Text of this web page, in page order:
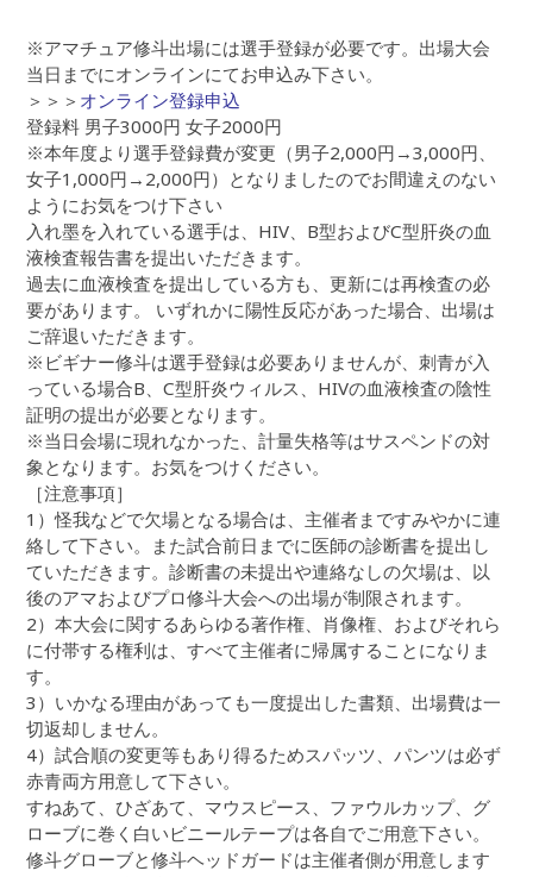
※アマチュア修斗出場には選手登録が必要です。出場大会
当日までにオンラインにてお申込み下さい。
＞＞＞ オンライン登録申込
登録料 男子3000円 女子2000円
※本年度より選手登録費が変更（男子2,000円→3,000円、
女子1,000円→2,000円）となりましたのでお間違えのない
ようにお気をつけ下さい
入れ墨を入れている選手は、HIV、B型およびC型肝炎の血
液検査報告書を提出いただきます。
過去に血液検査を提出している方も、更新には再検査の必
要があります。 いずれかに陽性反応があった場合、出場は
ご辞退いただきます。
※ビギナー修斗は選手登録は必要ありませんが、刺青が入
っている場合B、C型肝炎ウィルス、HIVの血液検査の陰性
証明の提出が必要となります。
※当日会場に現れなかった、計量失格等はサスペンドの対
象となります。お気をつけください。
［注意事項］
1）怪我などで欠場となる場合は、主催者まですみやかに連
絡して下さい。また試合前日までに医師の診断書を提出し
ていただきます。診断書の未提出や連絡なしの欠場は、以
後のアマおよびプロ修斗大会への出場が制限されます。
2）本大会に関するあらゆる著作権、肖像権、およびそれら
に付帯する権利は、すべて主催者に帰属することになりま
す。
3）いかなる理由があっても一度提出した書類、出場費は一
切返却しません。
4）試合順の変更等もあり得るためスパッツ、パンツは必ず
赤青両方用意して下さい。
すねあて、ひざあて、マウスピース、ファウルカップ、グ
ローブに巻く白いビニールテープは各自でご用意下さい。
修斗グローブと修斗ヘッドガードは主催者側が用意します